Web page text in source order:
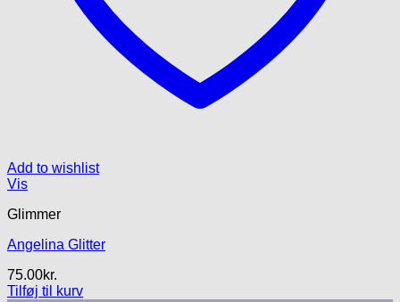
Add to wishlist
Vis
Glimmer
Angelina Glitter
75.00kr.
Tilføj til kurv